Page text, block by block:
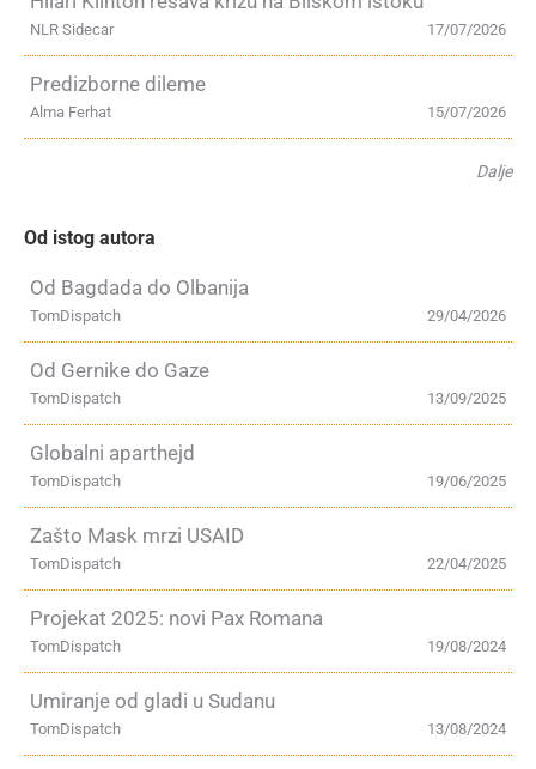
17/07/2026
NLR Sidecar
Predizborne dileme
15/07/2026
Alma Ferhat
Dalje
Od istog autora
Od Bagdada do Olbanija
29/04/2026
TomDispatch
Od Gernike do Gaze
13/09/2025
TomDispatch
Globalni aparthejd
19/06/2025
TomDispatch
Zašto Mask mrzi USAID
22/04/2025
TomDispatch
Projekat 2025: novi Pax Romana
19/08/2024
TomDispatch
Umiranje od gladi u Sudanu
13/08/2024
TomDispatch